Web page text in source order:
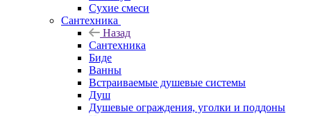
Сухие смеси
Сантехника
Назад
Сантехника
Биде
Ванны
Встраиваемые душевые системы
Душ
Душевые ограждения, уголки и поддоны